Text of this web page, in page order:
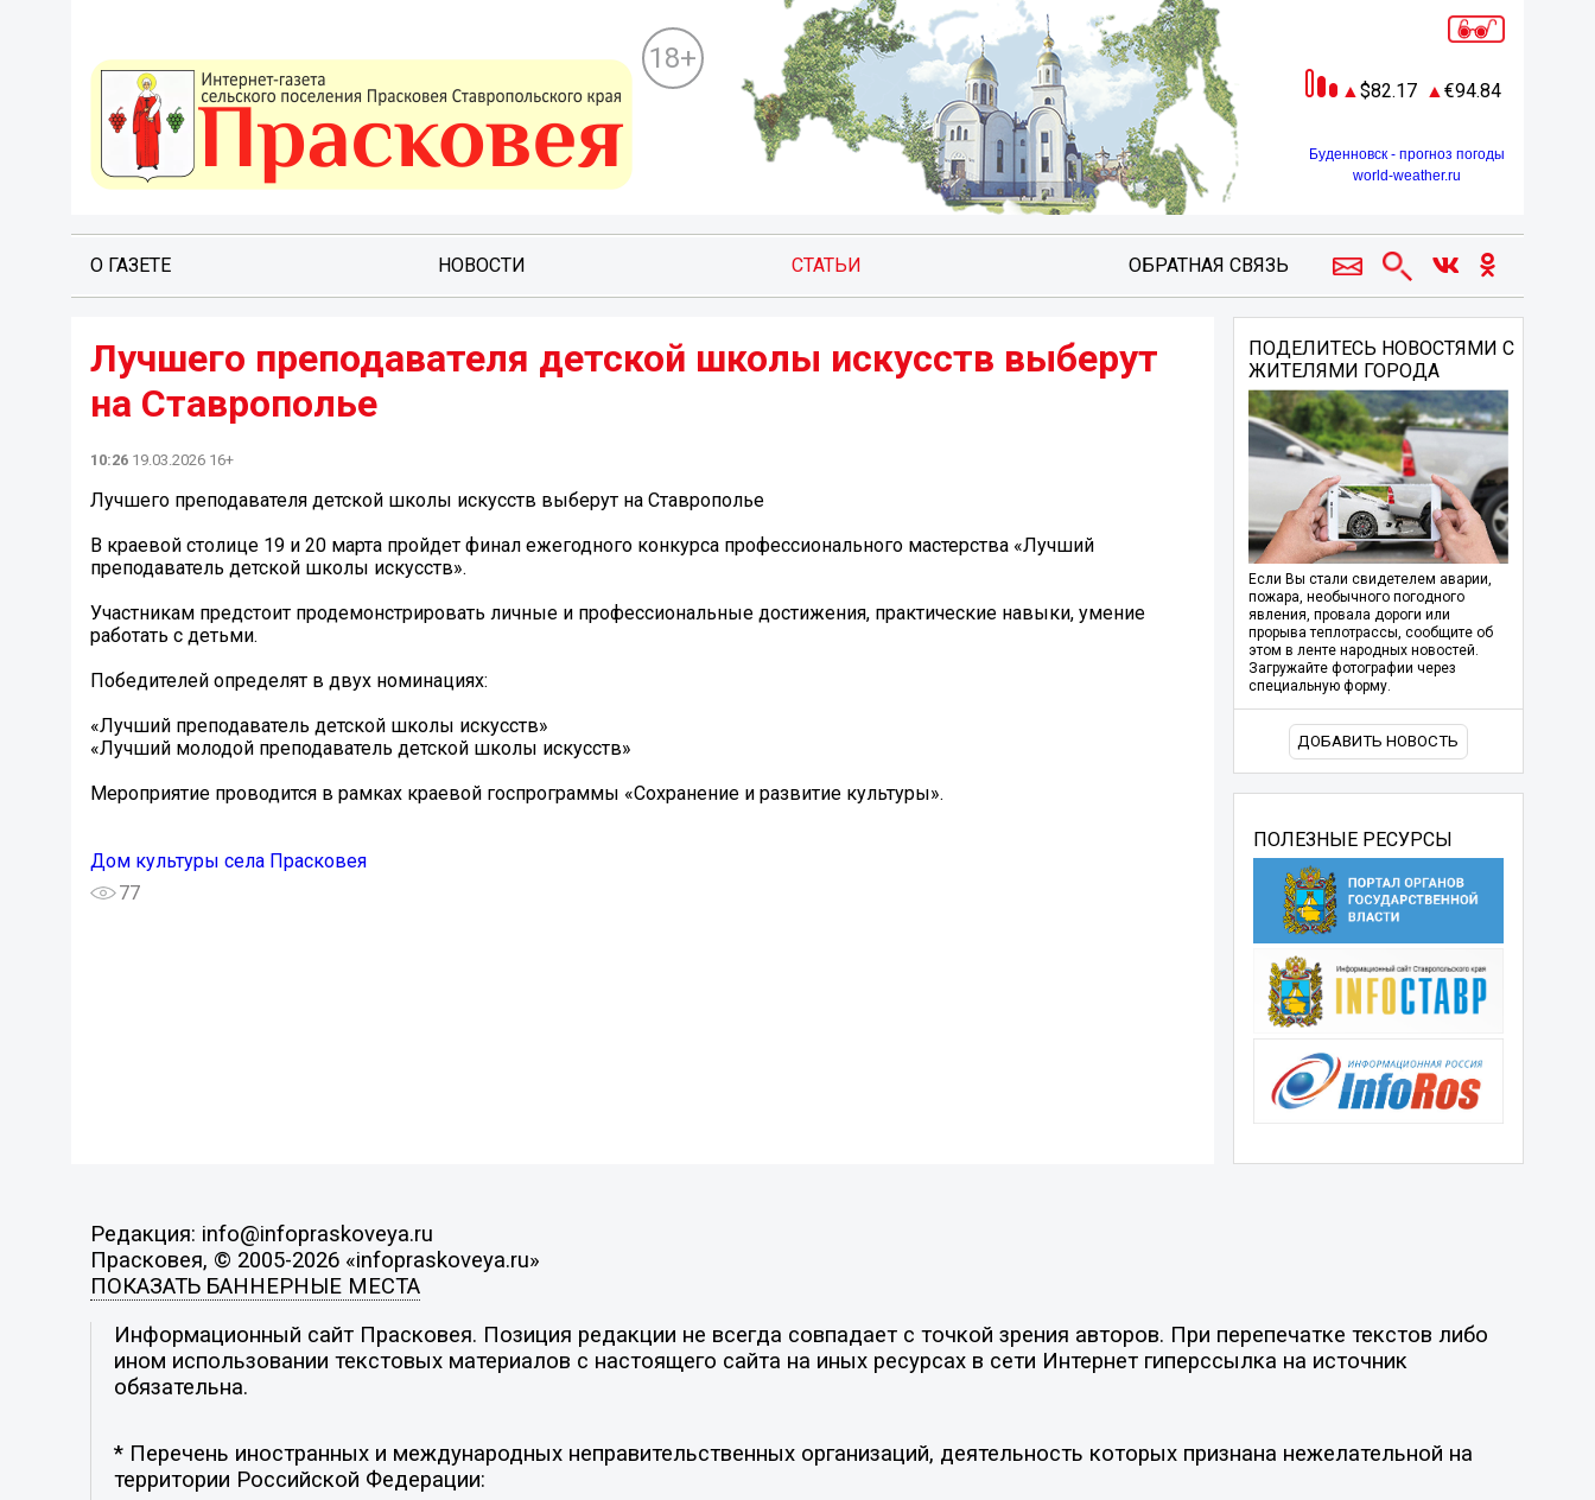
18+
82.17 94.84
Буденновск - прогноз погоды
world-weather.ru
О ГАЗЕТЕ НОВОСТИ СТАТЬИ ОБРАТНАЯ СВЯЗЬ
Лучшего преподавателя детской школы искусств выберут
на Ставрополье
10:26 19.03.2026 16+
Лучшего преподавателя детской школы искусств выберут на Ставрополье
В краевой столице 19 и 20 марта пройдет финал ежегодного конкурса профессионального мастерства «Лучший
преподаватель детской школы искусств».
Участникам предстоит продемонстрировать личные и профессиональные достижения, практические навыки, умение
работать с детьми.
Победителей определят в двух номинациях:
«Лучший преподаватель детской школы искусств»
«Лучший молодой преподаватель детской школы искусств»
Мероприятие проводится в рамках краевой госпрограммы «Сохранение и развитие культуры».
Дом культуры села Прасковея
77
ПОДЕЛИТЕСЬ НОВОСТЯМИ С
ЖИТЕЛЯМИ ГОРОДА
Если Вы стали свидетелем аварии,
пожара, необычного погодного
явления, провала дороги или
прорыва теплотрассы, сообщите об
этом в ленте народных новостей.
Загружайте фотографии через
специальную форму.
ДОБАВИТЬ НОВОСТЬ
ПОЛЕЗНЫЕ РЕСУРСЫ
Редакция: info@infopraskoveya.ru
Прасковея, © 2005-2026 «infopraskoveya.ru»
ПОКАЗАТЬ БАННЕРНЫЕ МЕСТА
Информационный сайт Прасковея. Позиция редакции не всегда совпадает с точкой зрения авторов. При перепечатке текстов либо
ином использовании текстовых материалов с настоящего сайта на иных ресурсах в сети Интернет гиперссылка на источник
обязательна.
* Перечень иностранных и международных неправительственных организаций, деятельность которых признана нежелательной на
территории Российской Федерации: